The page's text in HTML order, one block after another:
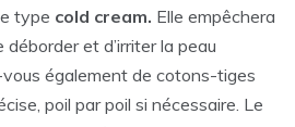
type cold cream. Elle empêchera
et d’irriter la peau
également de cotons-tiges
poil par poil si nécessaire. Le